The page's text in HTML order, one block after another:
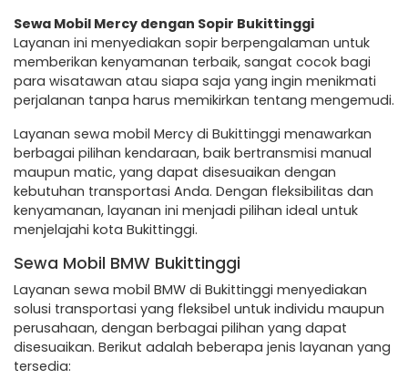
Sewa Mobil Mercy dengan Sopir Bukittinggi
Layanan ini menyediakan sopir berpengalaman untuk
memberikan kenyamanan terbaik, sangat cocok bagi
para wisatawan atau siapa saja yang ingin menikmati
perjalanan tanpa harus memikirkan tentang mengemudi.
Layanan sewa mobil Mercy di Bukittinggi menawarkan
berbagai pilihan kendaraan, baik bertransmisi manual
maupun matic, yang dapat disesuaikan dengan
kebutuhan transportasi Anda. Dengan fleksibilitas dan
kenyamanan, layanan ini menjadi pilihan ideal untuk
menjelajahi kota Bukittinggi.
Sewa Mobil BMW Bukittinggi
Layanan sewa mobil BMW di Bukittinggi menyediakan
solusi transportasi yang fleksibel untuk individu maupun
perusahaan, dengan berbagai pilihan yang dapat
disesuaikan. Berikut adalah beberapa jenis layanan yang
tersedia: